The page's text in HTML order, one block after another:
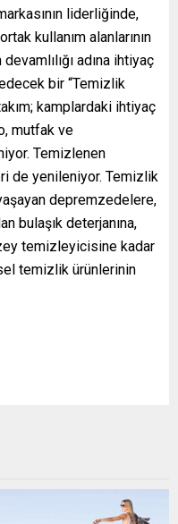
liderliğinde,
kullanım alanlarının
adına ihtiyaç
bir “Temizlik
kamplardaki ihtiyaç
mutfak ve
Temizlenen
de yenileniyor. Temizlik
depremzedelere,
bulaşık deterjanına,
temizleyicisine kadar
temizlik ürünlerinin